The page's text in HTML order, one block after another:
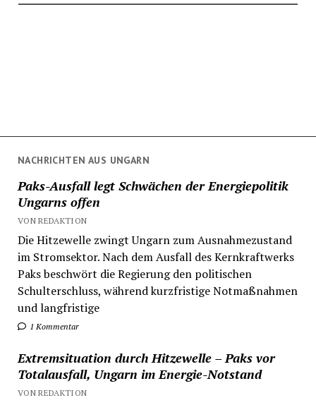
NACHRICHTEN AUS UNGARN
Paks-Ausfall legt Schwächen der Energiepolitik
Ungarns offen
VON REDAKTION
Die Hitzewelle zwingt Ungarn zum Ausnahmezustand
im Stromsektor. Nach dem Ausfall des Kernkraftwerks
Paks beschwört die Regierung den politischen
Schulterschluss, während kurzfristige Notmaßnahmen
und langfristige
1 Kommentar
Extremsituation durch Hitzewelle – Paks vor
Totalausfall, Ungarn im Energie-Notstand
VON REDAKTION